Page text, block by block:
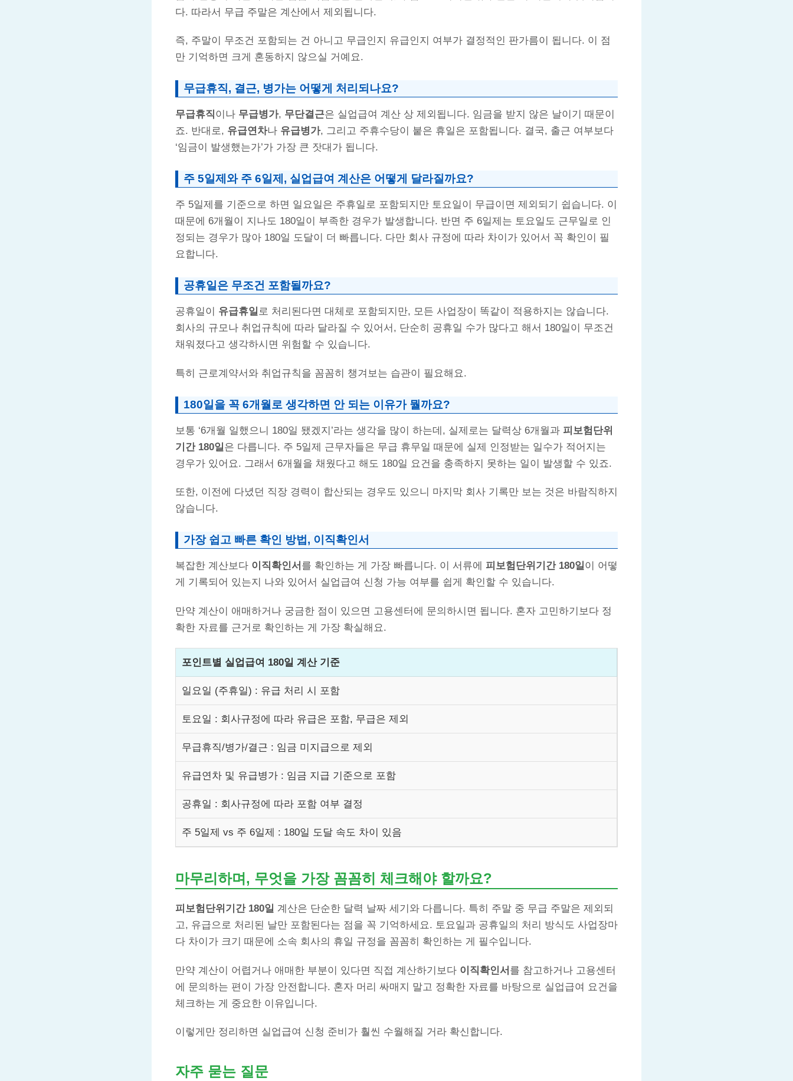
다. 따라서 무급 주말은 계산에서 제외됩니다.
즉, 주말이 무조건 포함되는 건 아니고 무급인지 유급인지 여부가 결정적인 판가름이 됩니다. 이 점
만 기억하면 크게 혼동하지 않으실 거예요.
무급휴직, 결근, 병가는 어떻게 처리되나요?
무급휴직이나 무급병가, 무단결근은 실업급여 계산 상 제외됩니다. 임금을 받지 않은 날이기 때문이
죠. 반대로, 유급연차나 유급병가, 그리고 주휴수당이 붙은 휴일은 포함됩니다. 결국, 출근 여부보다
‘임금이 발생했는가’가 가장 큰 잣대가 됩니다.
주 5일제와 주 6일제, 실업급여 계산은 어떻게 달라질까요?
주 5일제를 기준으로 하면 일요일은 주휴일로 포함되지만 토요일이 무급이면 제외되기 쉽습니다. 이
때문에 6개월이 지나도 180일이 부족한 경우가 발생합니다. 반면 주 6일제는 토요일도 근무일로 인
정되는 경우가 많아 180일 도달이 더 빠릅니다. 다만 회사 규정에 따라 차이가 있어서 꼭 확인이 필
요합니다.
공휴일은 무조건 포함될까요?
공휴일이 유급휴일로 처리된다면 대체로 포함되지만, 모든 사업장이 똑같이 적용하지는 않습니다.
회사의 규모나 취업규칙에 따라 달라질 수 있어서, 단순히 공휴일 수가 많다고 해서 180일이 무조건
채워졌다고 생각하시면 위험할 수 있습니다.
특히 근로계약서와 취업규칙을 꼼꼼히 챙겨보는 습관이 필요해요.
180일을 꼭 6개월로 생각하면 안 되는 이유가 뭘까요?
보통 ‘6개월 일했으니 180일 됐겠지’라는 생각을 많이 하는데, 실제로는 달력상 6개월과 피보험단위
기간 180일 은 다릅니다. 주 5일제 근무자들은 무급 휴무일 때문에 실제 인정받는 일수가 적어지는
경우가 있어요. 그래서 6개월을 채웠다고 해도 180일 요건을 충족하지 못하는 일이 발생할 수 있죠.
또한, 이전에 다녔던 직장 경력이 합산되는 경우도 있으니 마지막 회사 기록만 보는 것은 바람직하지
않습니다.
가장 쉽고 빠른 확인 방법, 이직확인서
복잡한 계산보다 이직확인서 를 확인하는 게 가장 빠릅니다. 이 서류에 피보험단위기간 180일이 어떻
게 기록되어 있는지 나와 있어서 실업급여 신청 가능 여부를 쉽게 확인할 수 있습니다.
만약 계산이 애매하거나 궁금한 점이 있으면 고용센터에 문의하시면 됩니다. 혼자 고민하기보다 정
확한 자료를 근거로 확인하는 게 가장 확실해요.
포인트별 실업급여 180일 계산 기준
일요일 (주휴일) : 유급 처리 시 포함
토요일 : 회사규정에 따라 유급은 포함, 무급은 제외
무급휴직/병가/결근 : 임금 미지급으로 제외
유급연차 및 유급병가 : 임금 지급 기준으로 포함
공휴일 : 회사규정에 따라 포함 여부 결정
주 5일제 vs 주 6일제 : 180일 도달 속도 차이 있음
마무리하며, 무엇을 가장 꼼꼼히 체크해야 할까요?
피보험단위기간 180일 계산은 단순한 달력 날짜 세기와 다릅니다. 특히 주말 중 무급 주말은 제외되
고, 유급으로 처리된 날만 포함된다는 점을 꼭 기억하세요. 토요일과 공휴일의 처리 방식도 사업장마
다 차이가 크기 때문에 소속 회사의 휴일 규정을 꼼꼼히 확인하는 게 필수입니다.
만약 계산이 어렵거나 애매한 부분이 있다면 직접 계산하기보다 이직확인서 를 참고하거나 고용센터
에 문의하는 편이 가장 안전합니다. 혼자 머리 싸매지 말고 정확한 자료를 바탕으로 실업급여 요건을
체크하는 게 중요한 이유입니다.
이렇게만 정리하면 실업급여 신청 준비가 훨씬 수월해질 거라 확신합니다.
자주 묻는 질문